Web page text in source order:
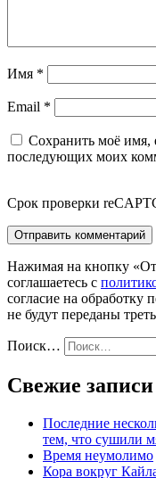
Имя *
Email *
Сохранить моё имя,
последующих моих
Срок проверки
Нажимая на кнопку
соглашаетесь с
согласие на
не будут переданы
Поиск…
Свежие записи
Последние
тем, что сушили
Время неумолимо
Кора вокруг